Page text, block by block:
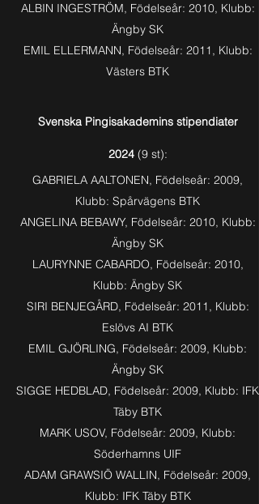
ALBIN INGESTRÖM, Födelseår: 2010, Klubb:
Ängby SK
EMIL ELLERMANN, Födelseår: 2011, Klubb:
Västers BTK
Svenska Pingisakademins stipendiater
2024 (9 st):
GABRIELA AALTONEN, Födelseår: 2009,
Klubb: Spårvägens BTK
ANGELINA BEBAWY, Födelseår: 2010, Klubb:
Ängby SK
LAURYNNE CABARDO, Födelseår: 2010,
Klubb: Ängby SK
SIRI BENJEGÅRD, Födelseår: 2011, Klubb:
Eslövs AI BTK
EMIL GJÖRLING, Födelseår: 2009, Klubb:
Ängby SK
SIGGE HEDBLAD, Födelseår: 2009, Klubb: IFK
Täby BTK
MARK USOV, Födelseår: 2009, Klubb:
Söderhamns UIF
ADAM GRAWSIÖ WALLIN, Födelseår: 2009,
Klubb: IFK Täby BTK